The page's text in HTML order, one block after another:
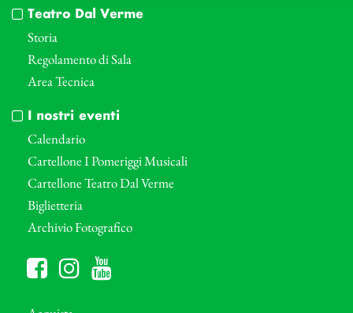
Teatro Dal Verme
Storia
Regolamento di Sala
Area Tecnica
I nostri eventi
Calendario
Cartellone I Pomeriggi Musicali
Cartellone Teatro Dal Verme
Biglietteria
Archivio Fotografico